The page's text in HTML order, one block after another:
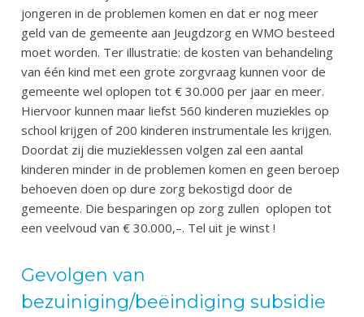
jongeren in de problemen komen en dat er nog meer
geld van de gemeente aan Jeugdzorg en WMO besteed
moet worden. Ter illustratie: de kosten van behandeling
van één kind met een grote zorgvraag kunnen voor de
gemeente wel oplopen tot € 30.000 per jaar en meer.
Hiervoor kunnen maar liefst 560 kinderen muziekles op
school krijgen of 200 kinderen instrumentale les krijgen.
Doordat zij die muzieklessen volgen zal een aantal
kinderen minder in de problemen komen en geen beroep
behoeven doen op dure zorg bekostigd door de
gemeente. Die besparingen op zorg zullen oplopen tot
een veelvoud van € 30.000,–. Tel uit je winst !
Gevolgen van
bezuiniging/beëindiging subsidie